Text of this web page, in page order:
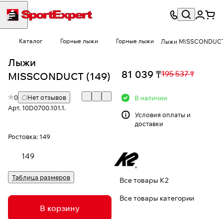
Каталог Горные лыжи Горные лыжи Лыжи
Лыжи
MISSCONDUCT (149)
0
Нет отзывов
Арт. 10D0700.101.1.
Ростовка: 149
149
Таблица размеров
В корзину
81 039 ₸195 537 ₸
В наличии
Условия оплаты и
доставки
Все товары K2
Все товары категории